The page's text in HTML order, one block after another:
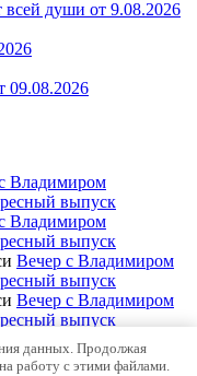
всей души от 9.08.2026
09.08.2026
Владимиром
выпуск
Владимиром
выпуск
Вечер с Владимиром
выпуск
Вечер с Владимиром
выпуск
Соловьёвым
данных. Продолжая
работу с этими файлами.